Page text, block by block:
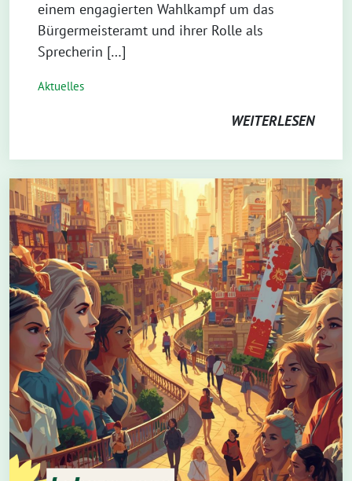
einem engagierten Wahlkampf um das
Bürgermeisteramt und ihrer Rolle als
Sprecherin […]
Aktuelles
WEITERLESEN